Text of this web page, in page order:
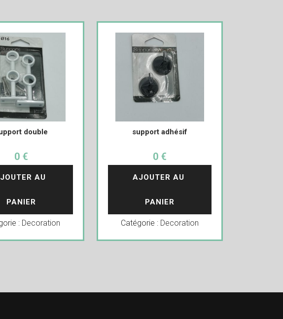
double
0 €
AU
PANIER
: Decoration
support adhésif
0 €
AJOUTER AU
PANIER
Catégorie : Decoration